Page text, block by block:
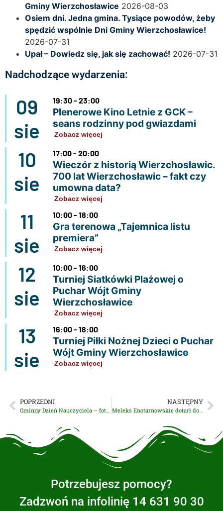
Gminy Wierzchosławice 2026-08-03
Osiem dni. Jedna gmina. Tysiące powodów, żeby
spędzić wspólnie Dni Gminy Wierzchosławice!
2026-07-31
Upał – Dowiedz się, jak się zachować! 2026-07-31
Nadchodzące wydarzenia:
09
sie
19:30 - 23:00
Plenerowe Kino Letnie z GCK –
seans rodzinny pod gwiazdami
Zobacz więcej
10
sie
17:00 - 20:00
Wieczór z historią Wierzchosławic.
700 lat Wierzchosławic – fakt czy
umowna data?
Zobacz więcej
11
sie
10:00 - 18:00
Gra terenowa „Tajemnica listu
premiera”
Zobacz więcej
12
sie
10:00 - 16:00
Turniej Siatkówki Plażowej o
Puchar Wójt Gminy
Wierzchosławice
Zobacz więcej
13
sie
16:00 - 18:00
Turniej Piłki Nożnej Dzieci o Puchar
Wójt Gminy Wierzchosławice
Zobacz więcej
POPRZEDNI NASTĘPNY
Meleks Enotarnowskie dotarł do Wierzchosławic
Potrzebujesz pomocy?
Zadzwoń na infolinię 14 631 90 30